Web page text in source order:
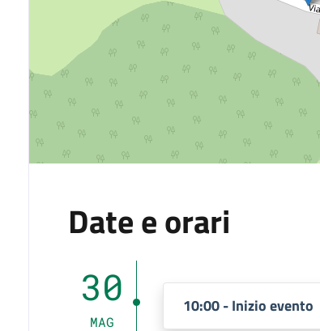
Date e orari
30
MAG
10:00 - Inizio evento